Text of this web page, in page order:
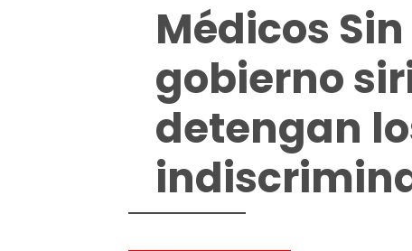
Médicos
gobierno
detengan